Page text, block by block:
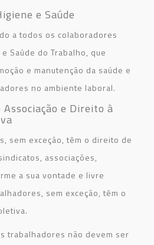
e Saúde
a todos os colaboradores
Saúde do Trabalho, que
e manutenção da saúde e
no ambiente laboral.
e Direito à
sem exceção, têm o direito de
associações,
a sua vontade e livre
sem exceção, têm o
trabalhadores não devem ser